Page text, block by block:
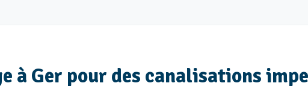
à Ger pour des canalisations